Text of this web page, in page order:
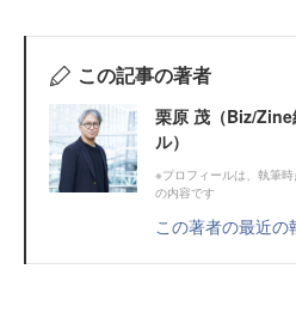
この記事の著者
栗原 茂（Biz/
ル）
※プロフィールは、執筆
の内容です
この著者の最近の